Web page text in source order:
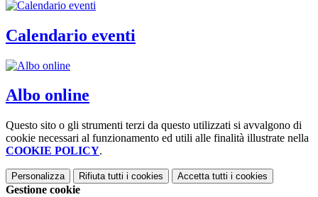
Calendario eventi
Albo online
Questo sito o gli strumenti terzi da questo utilizzati si avvalgono di
cookie necessari al funzionamento ed utili alle finalità illustrate nella
COOKIE POLICY.
Personalizza Rifiuta tutti i cookies Accetta tutti i cookies
Gestione cookie